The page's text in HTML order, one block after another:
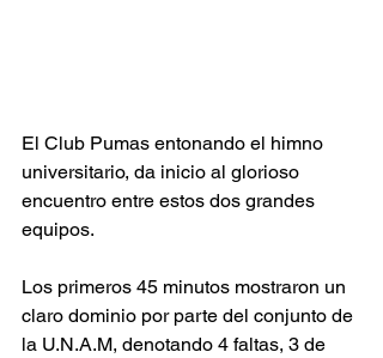
El Club Pumas entonando el himno
universitario, da inicio al glorioso
encuentro entre estos dos grandes
equipos.
Los primeros 45 minutos mostraron un
claro dominio por parte del conjunto de
la U.N.A.M, denotando 4 faltas, 3 de